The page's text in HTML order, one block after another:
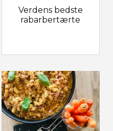
Verdens bedste
rabarbertærte